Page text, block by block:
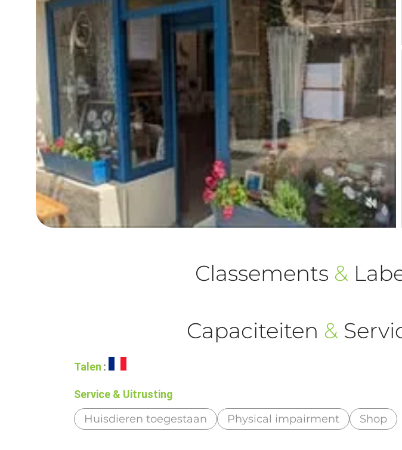
Classements &
Capaciteiten &
Talen :
Service & Uitrusting
Huisdieren toegestaan Physical impairment Shop